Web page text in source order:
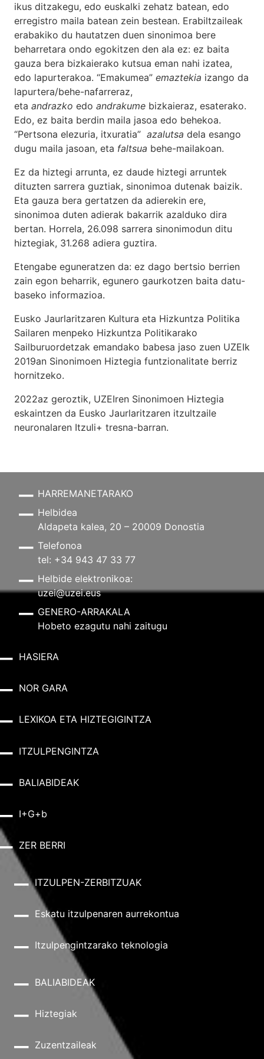
ikus ditzakegu, edo euskalki zehatz batean, edo
erregistro maila batean zein bestean. Erabiltzaileak
erabakiko du hautatzen duen sinonimoa bere
beharretara ondo egokitzen den ala ez: ez baita
gauza bera bizkaierako kutsua eman nahi izatea,
edo lapurterakoa. “Emakumea” emaztekia izango da
lapurtera/behe-nafarreraz,
eta andrazko edo andrakume bizkaieraz, esaterako.
Edo, ez baita berdin maila jasoa edo behekoa.
“Pertsona elezuria, itxuratia” azalutsa dela esango
dugu maila jasoan, eta faltsua behe-mailakoan.
Ez da hiztegi arrunta, ez daude hiztegi arruntek
dituzten sarrera guztiak, sinonimoa dutenak baizik.
Eta gauza bera gertatzen da adierekin ere,
sinonimoa duten adierak bakarrik azalduko dira
bertan. Horrela, 26.098 sarrera sinonimodun ditu
hiztegiak, 31.268 adiera guztira.
Etengabe eguneratzen da: ez dago bertsio berrien
zain egon beharrik, egunero gaurkotzen baita datu-
baseko informazioa.
Eusko Jaurlaritzaren Kultura eta Hizkuntza Politika
Sailaren menpeko Hizkuntza Politikarako
Sailburuordetzak emandako babesa jaso zuen UZEIk
2019an Sinonimoen Hiztegia funtzionalitate berriz
hornitzeko.
2022az geroztik, UZEIren Sinonimoen Hiztegia
eskaintzen da Eusko Jaurlaritzaren itzultzaile
neuronalaren Itzuli+ tresna-barran.
HARREMANETARAKO
Helbidea
Aldapeta kalea, 20 – 20009 Donostia
Telefonoa
tel: +34 943 47 33 77
Helbide elektronikoa:
uzei@uzei.eus
GENERO-ARRAKALA
Hobeto ezagutu nahi zaitugu
HASIERA
NOR GARA
LEXIKOA ETA HIZTEGIGINTZA
ITZULPENGINTZA
BALIABIDEAK
I+G+b
ZER BERRI
ITZULPEN-ZERBITZUAK
Eskatu itzulpenaren aurrekontua
Itzulpengintzarako teknologia
BALIABIDEAK
Hiztegiak
Zuzentzaileak